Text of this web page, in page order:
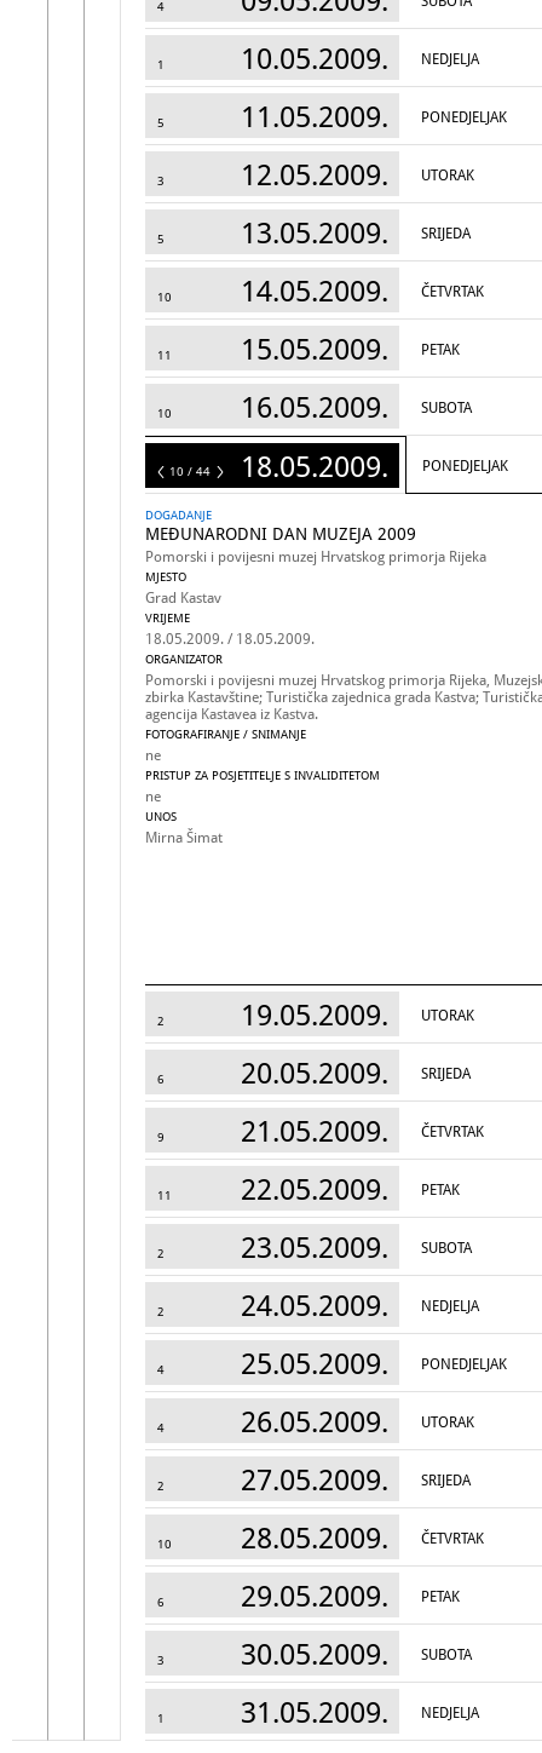
4
1 10.05.2009. NEDJELJA
5 11.05.2009. PONEDJELJAK
3 12.05.2009. UTORAK
5 13.05.2009. SRIJEDA
10 14.05.2009. ČETVRTAK
11 15.05.2009. PETAK
10 16.05.2009. SUBOTA
44 18.05.2009. PONEDJELJAK
10 / 44
DOGADANJE
MEĐUNARODNI DAN MUZEJA 2009
Pomorski i povijesni muzej Hrvatskog primorja Rijeka
MJESTO
Grad Kastav
VRIJEME
18.05.2009. / 18.05.2009.
ORGANIZATOR
Pomorski i povijesni muzej Hrvatskog primorja Rijeka,
zbirka Kastavštine; Turistička zajednica grada Kastva;
agencija Kastavea iz Kastva.
FOTOGRAFIRANJE / SNIMANJE
ne
PRISTUP ZA POSJETITELJE S INVALIDITETOM
ne
UNOS
Mirna Šimat
2 19.05.2009. UTORAK
6 20.05.2009. SRIJEDA
9 21.05.2009. ČETVRTAK
11 22.05.2009. PETAK
2 23.05.2009. SUBOTA
2 24.05.2009. NEDJELJA
4 25.05.2009. PONEDJELJAK
4 26.05.2009. UTORAK
2 27.05.2009. SRIJEDA
10 28.05.2009. ČETVRTAK
6 29.05.2009. PETAK
3 30.05.2009. SUBOTA
1 31.05.2009. NEDJELJA